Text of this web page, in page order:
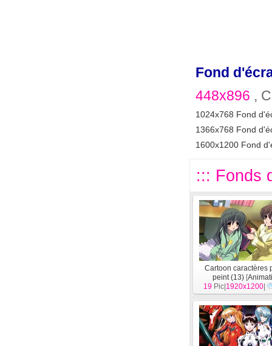
Fond
448x896 ,
1024x768 Fond
1366x768 Fond
1600x1200 Fond
::: Fonds
Cartoon caractères
peint (13) [
19 Pic| 1920x1200